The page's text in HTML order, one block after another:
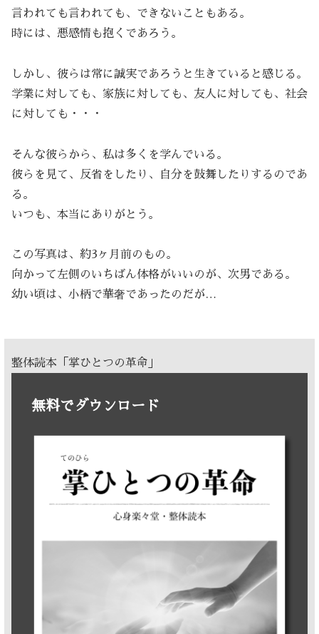
言われても言われても、できないこともある。
時には、悪感情も抱くであろう。
しかし、彼らは常に誠実であろうと生きていると感じる。
学業に対しても、家族に対しても、友人に対しても、社会
に対しても・・・
そんな彼らから、私は多くを学んでいる。
彼らを見て、反省をしたり、自分を鼓舞したりするのであ
る。
いつも、本当にありがとう。
この写真は、約3ヶ月前のもの。
向かって左側のいちばん体格がいいのが、次男である。
幼い頃は、小柄で華奢であったのだが…
整体読本「掌ひとつの革命」
無料でダウンロード